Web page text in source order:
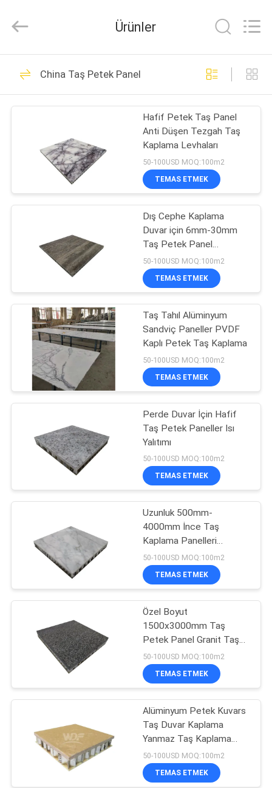
ÜRÜN:%
HAKKIMIZDA
FABRIKA
KALITE
KONTROL
BIZIMLE
ILETIŞIME
GEÇIN
HABERLER
VAKALAR
HARITASI
GIZLILIK
POLITIKASI
Ltd..
Reserved.
Alüminyum Petek
29
FRP Petek Paneli
28
Paslanmaz Çelik
Petek Panel
20
FRP Köpük Çekirdek
Paneller
Alüminyum Petek
Çekirdek
20
HPL Kompozit Panel
10
Ürünler
China Taş Petek Panel
Hafif Petek Taş Panel
Anti Düşen Tezgah Taş
Kaplama Levhaları
50-100USD MOQ:100m2
TEMAS ETMEK
Dış Cephe Kaplama
Duvar için 6mm-30mm
Taş Petek Panel
Alüminyum Taş Kaplama
Panelleri
50-100USD MOQ:100m2
TEMAS ETMEK
Taş Tahıl Alüminyum
Sandviç Paneller PVDF
Kaplı Petek Taş Kaplama
50-100USD MOQ:100m2
TEMAS ETMEK
Perde Duvar İçin Hafif
Taş Petek Paneller Isı
Yalıtımı
50-100USD MOQ:100m2
TEMAS ETMEK
Uzunluk 500mm-
4000mm İnce Taş
Kaplama Panelleri
Alüminyum Destekli
Petek Çekirdek
50-100USD MOQ:100m2
TEMAS ETMEK
Özel Boyut
1500x3000mm Taş
Petek Panel Granit Taş
Kaplama Panelleri
50-100USD MOQ:100m2
TEMAS ETMEK
Alüminyum Petek Kuvars
Taş Duvar Kaplama
Yanmaz Taş Kaplama
Paneli
50-100USD MOQ:100m2
TEMAS ETMEK